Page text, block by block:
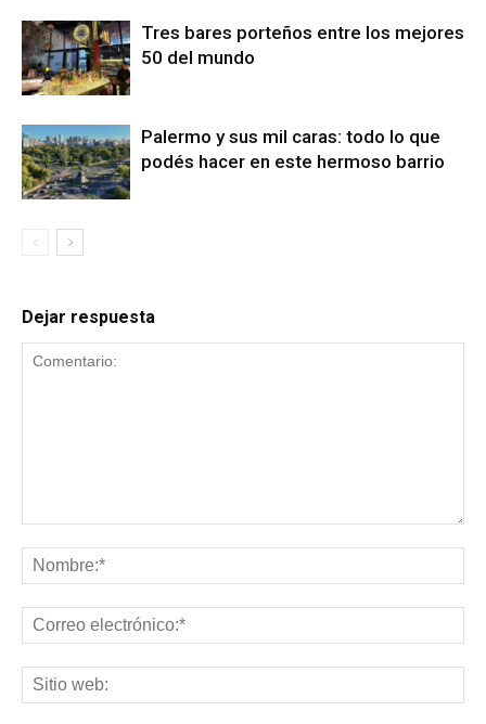
Tres bares porteños entre los mejores
50 del mundo
Palermo y sus mil caras: todo lo que
podés hacer en este hermoso barrio
Dejar respuesta